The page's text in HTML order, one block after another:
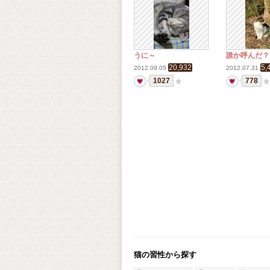
うに～
2012.09.05 20,932
1027
誰か呼んだ？
2012.07.31
778
猫の習性から探す